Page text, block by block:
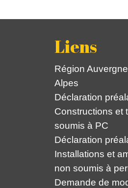
Liens
Région
Alpes
Déclaration
Constructions et
soumis à PC
Déclaration
Installations et
non soumis à
Demande de